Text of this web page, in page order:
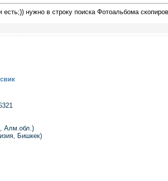
нужно в строку поиска Фотоальбома
Алм.обл.)
Бишкек)